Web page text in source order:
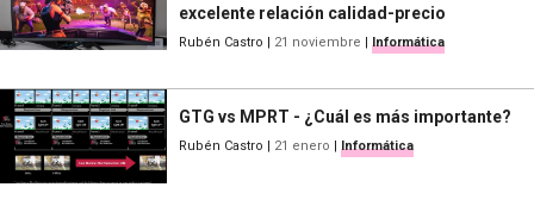
excelente relación calidad-precio
Rubén Castro | 21 noviembre | Informática
GTG vs MPRT - ¿Cuál es más importante?
Rubén Castro | 21 enero | Informática